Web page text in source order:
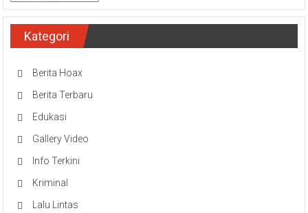
Kategori
Berita Hoax
Berita Terbaru
Edukasi
Gallery Video
Info Terkini
Kriminal
Lalu Lintas